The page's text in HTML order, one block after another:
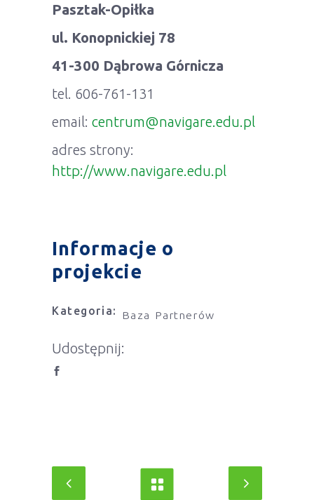
Pasztak-Opiłka
ul. Konopnickiej 78
41-300 Dąbrowa Górnicza
tel. 606-761-131
email: centrum@navigare.edu.pl
adres strony:
http://www.navigare.edu.pl
Informacje o
projekcie
Kategoria: Baza Partnerów
Udostępnij: